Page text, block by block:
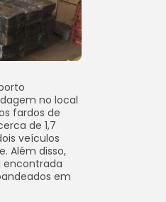
no local
fardos de
de 1,7
veículos
Além disso,
em